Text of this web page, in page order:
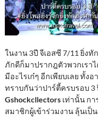
ในงาน 3ปี จีเอสซี 7/11 ยิ่ง
ภักดีก็มาปรากฎตัวพวกเรา
มีอะไรเก๋ๆ อีกเพียบเลย ทั้ง
ทราบกันว่าปาร์ตี้ครบรอบ 3
Gshockcllectors เท่านั้น ก
สมาชิกผู้เข้าร่วมงาน ลุ้นเป็